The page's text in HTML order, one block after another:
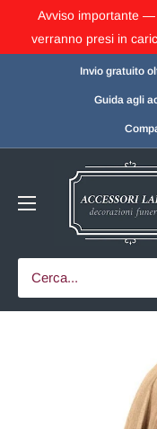
Avviso importante —
verranno presi in
Invio gratuito
Guida agli